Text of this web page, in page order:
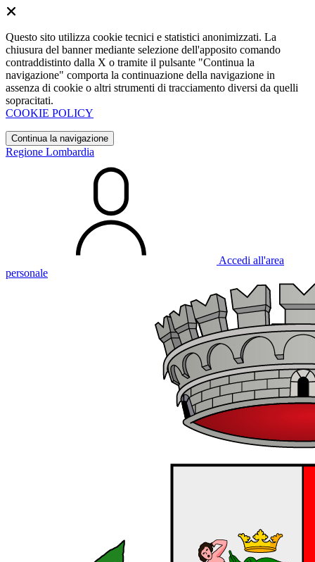
Questo sito utilizza cookie tecnici e statistici anonimizzati. La
chiusura del banner mediante selezione dell'apposito comando
contraddistinto dalla X o tramite il pulsante "Continua la
navigazione" comporta la continuazione della navigazione in
assenza di cookie o altri strumenti di tracciamento diversi da quelli
sopracitati.
COOKIE POLICY
Continua la navigazione
Regione Lombardia
Accedi all'area
personale